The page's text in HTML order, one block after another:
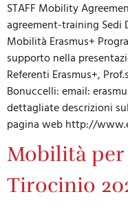
STAFF Mobility
agreement-training Sedi
Mobilità Erasmus+
supporto nella
Referenti Erasmus+,
Bonuccelli: email:
dettagliate descrizioni
pagina web http://
Mobilità
Tirocinio